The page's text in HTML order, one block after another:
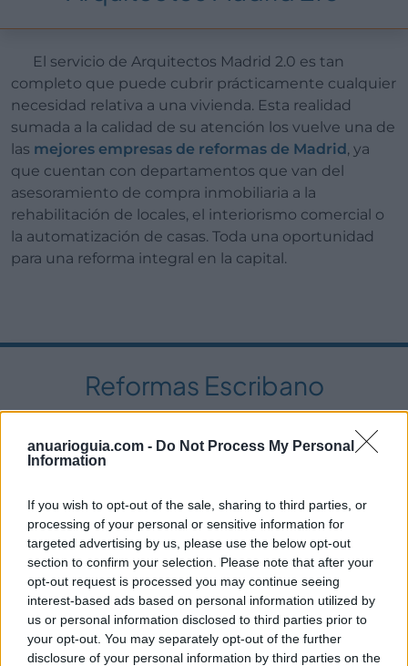
anuarioguia.com - Do Not Process My Personal
Information
If you wish to opt-out of the sale, sharing to third parties, or
processing of your personal or sensitive information for
targeted advertising by us, please use the below opt-out
section to confirm your selection. Please note that after your
opt-out request is processed you may continue seeing
interest-based ads based on personal information utilized by
us or personal information disclosed to third parties prior to
your opt-out. You may separately opt-out of the further
disclosure of your personal information by third parties on the
El servicio de Arquitectos Madrid 2.0 es tan
completo que puede cubrir prácticamente cualquier
necesidad relativa a una vivienda. Esta realidad
sumada a la calidad de su atención los vuelve una de
las mejores empresas de reformas de Madrid , ya
que cuentan con departamentos que van del
asesoramiento de compra inmobiliaria a la
rehabilitación de locales, el interiorismo comercial o
la automatización de casas. Toda una oportunidad
para una reforma integral en la capital.
Reformas Escribano
Las garantías de Reformas Escribano no pueden
una de las más confiablesde Madrid. Además de
servicios tan específicos como adaptación de casas
para personas con movilidad reducida, que dan
cuenta del grado de compromiso y especialización
en materia de reformas de este equipo, ratifican ser
un valor seguro ofreciendo unagarantía de hasta 5
en los proyectos realizados y un amplio seguro
de responsabilidad civil.